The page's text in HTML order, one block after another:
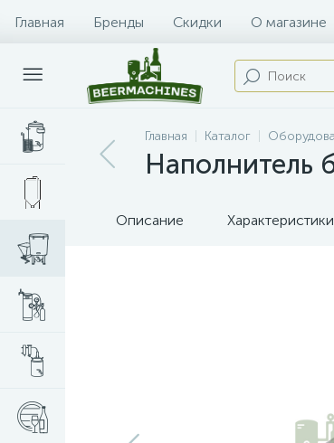
Главная Бренды Скидки О магазине
Главная Каталог
Наполнитель
Описание Характеристики